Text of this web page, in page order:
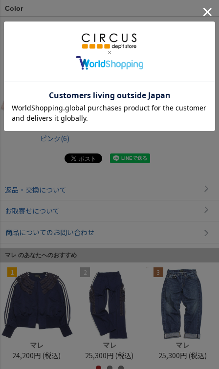
Color
ピンク(6)
返品・交換について
お取寄せについて
商品についてのお問い合わせ
マレ のあなたへのおすすめ
1
マレ
24,200円 (税込)
2
マレ
25,300円 (税込)
3
マレ
25,300円 (税込)